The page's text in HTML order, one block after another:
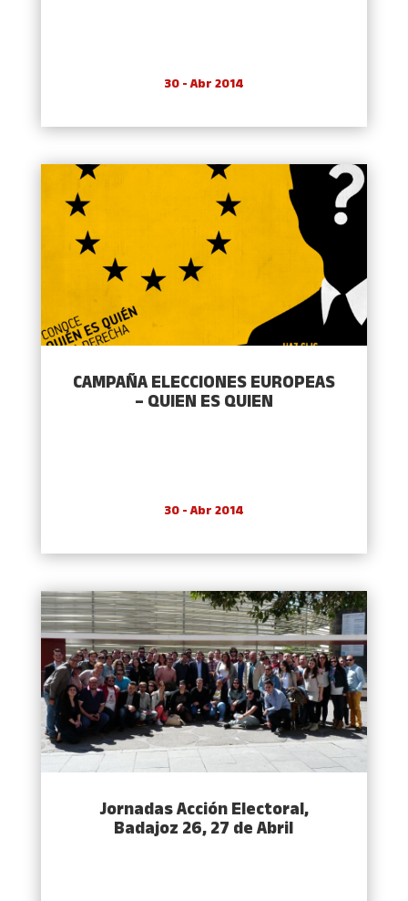
30 - Abr 2014
CAMPAÑA ELECCIONES EUROPEAS
– QUIEN ES QUIEN
30 - Abr 2014
Jornadas Acción Electoral,
Badajoz 26, 27 de Abril